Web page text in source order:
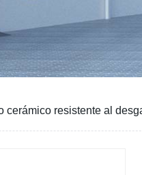
cerámico resistente al